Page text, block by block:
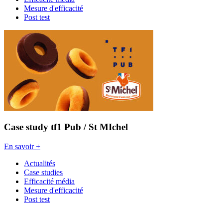
Mesure d'efficacité
Post test
Case study tf1 Pub / St MIchel
En savoir +
Actualités
Case studies
Efficacité média
Mesure d'efficacité
Post test